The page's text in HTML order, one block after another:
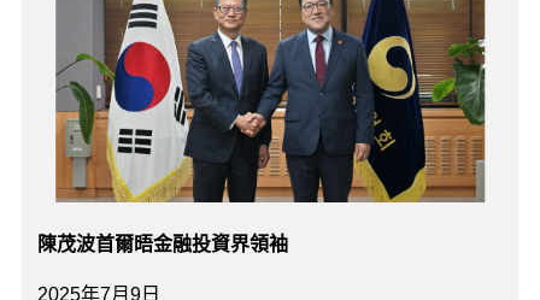
2025年7月9日
陳茂波首爾晤金融投資界領袖